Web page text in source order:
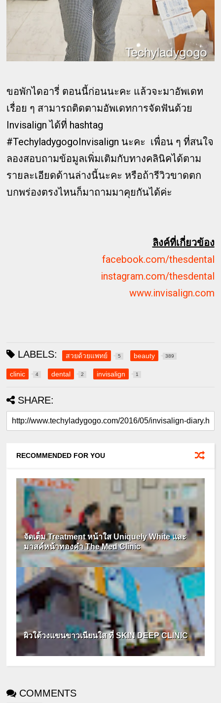
ขอพักไดอารี่ ตอนนี้ก่อนนะคะ แล้วจะมาอัพเดท
เรื่อย ๆ สามารถติดตามอัพเดทการจัดฟันด้วย
Invisalign ได้ที่ hashtag
#TechyladygogoInvisalign นะคะ เพื่อน ๆ ที่สนใจ
ลองสอบถามข้อมูลเพิ่มเติมกับทางคลินิคได้ตาม
รายละเอียดด้านล่างนี้นะคะ หรือถ้ารีวิวขาดตก
บกพร่องตรงไหนก็มาถามมาคุยกันได้ค่ะ
ลิงค์ที่เกี่ยวข้อง
facebook.com/thesdental
instagram.com/thesdental
www.invisalign.com
LABELS: สวยด้วยแพทย์ 5 beauty 389
clinic 4 dental 2 invisalign 1
SHARE:
RECOMMENDED FOR YOU
จัดเต็ม Treatment หน้าใส Uniquely White และ
มาสค์หน้าทองคำ The Med Clinic
ผิวใต้วงแขนขาวเนียนใส ที่ SKIN DEEP CLINIC
COMMENTS